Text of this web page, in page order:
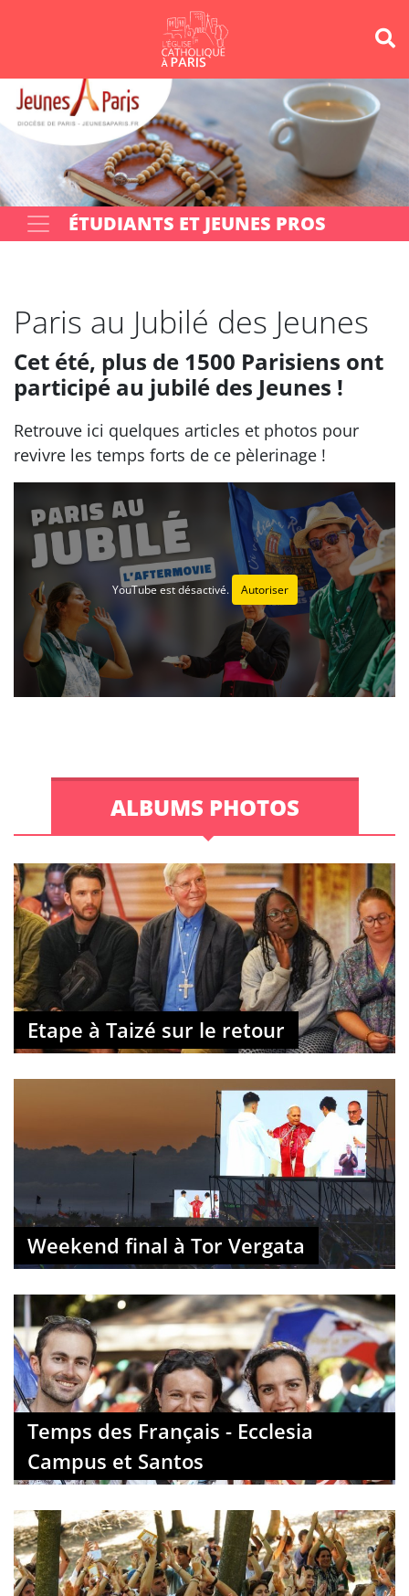
Votre recherche OK
ÉTUDIANTS ET JEUNES PROS
Paris au Jubilé des Jeunes
Cet été, plus de 1500 Parisiens ont
participé au jubilé des Jeunes !
Retrouve ici quelques articles et photos pour
revivre les temps forts de ce pèlerinage !
YouTube est désactivé. Autoriser
ALBUMS PHOTOS
Etape à Taizé sur le retour
Weekend final à Tor Vergata
Temps des Français - Ecclesia
Campus et Santos
Panneau de gestion des cookies